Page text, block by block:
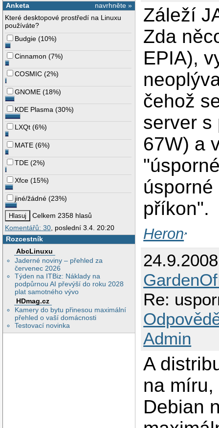
navrhněte »
Anketa
Které desktopové prostředí na Linuxu
používáte?
Budgie (10%)
Cinnamon (7%)
COSMIC (2%)
GNOME (18%)
KDE Plasma (30%)
LXQt (6%)
MATE (6%)
TDE (2%)
Xfce (15%)
jiné/žádné (23%)
Celkem 2358 hlasů
Komentářů: 30, poslední 3.4. 20:20
Rozcestník
AbcLinuxu
Jaderné noviny – přehled za
červenec 2026
Týden na ITBiz: Náklady na
podpůrnou AI převýší do roku 2028
plat samotného vývo
HDmag.cz
Kamery do bytu přinesou maximální
přehled o vaší domácnosti
Testovací novinka
Záleží
Zda
EPIA),
čehož
server s
67W) a
příkon".
Heron
Re:
Admin
A
na
Debian